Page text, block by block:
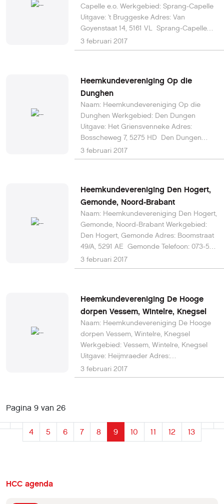
Capelle e.o. Werkgebied: Sprang-Capelle
Uitgave: 't Bruggeske Adres: Van
Goyenstaat 14, 5161 VL Sprang-Capelle
Telefoon: 0416 312 210 Webstei:
www.heemkundesprangcapelle.nl E-mail:
3 februari 2017
Heemkundevereniging Op die
Dunghen
Naam: Heemkundevereniging Op die
Dunghen Werkgebied: Den Dungen
Uitgave: Het Griensvenneke Adres:
Bosscheweg 7, 5275 HD Den Dungen
Telefoon: 073-594 10 33 Website:
www.heemkundedendungen.nl E-mail:
3 februari 2017
Heemkundevereniging Den Hogert,
Gemonde, Noord-Brabant
Naam: Heemkundevereniging Den Hogert,
Gemonde, Noord-Brabant Werkgebied:
Den Hogert, Gemonde Adres: Boomstraat
49/A, 5291 AE Gemonde Telefoon: 073-553
02 60 Website:
www.heemkundegemonde.nl E-mail: hkg-
3 februari 2017
Heemkundevereniging De Hooge
dorpen Vessem, Wintelre, Knegsel
Naam: Heemkundevereniging De Hooge
dorpen Vessem, Wintelre, Knegsel
Werkgebied: Vessem, Wintelre, Knegsel
Uitgave: Heijmraeder Adres:
Wilhelminalaan 27, 5512 BJ Vessem
Telefoon: 0497-59 15 58 Website:
3 februari 2017
Pagina 9 van 26
4 5 6 7 8 9 10 11 12 13
HCC agenda